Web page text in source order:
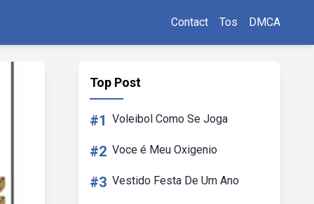
Contact Tos DMCA
Top Post
#1 Voleibol Como Se Joga
#2 Voce é Meu Oxigenio
#3 Vestido Festa De Um Ano